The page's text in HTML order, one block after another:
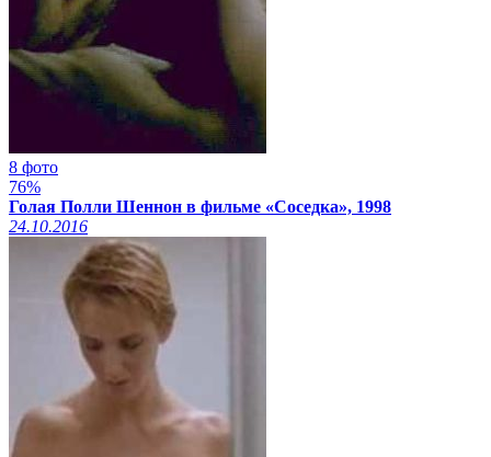
8 фото
76%
Голая Полли Шеннон в фильме «Соседка», 1998
24.10.2016